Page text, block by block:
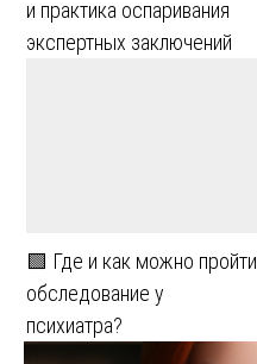
и практика оспаривания
экспертных заключений
🟩 Где и как можно пройти
обследование у
психиатра?